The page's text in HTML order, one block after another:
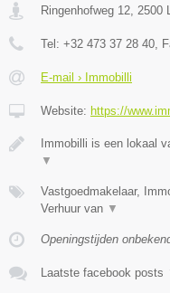
Ringenhofweg 12 2500
Tel: +32 473 37 28 40 ,
E-mail › Immobilli
Website: https://
Immobilli is een lokaal
▼
Vastgoedmakelaar,
Verhuur van ▼
Openingstijden
Laatste facebook posts